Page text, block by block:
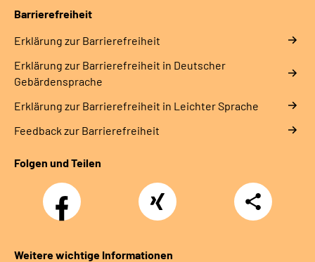
Barrierefreiheit
Erklärung zur Barrierefreiheit
Erklärung zur Barrierefreiheit in Deutscher
Gebärdensprache
Erklärung zur Barrierefreiheit in Leichter Sprache
Feedback zur Barrierefreiheit
Folgen und Teilen
Facebook Xing
Teilen
Weitere wichtige Informationen